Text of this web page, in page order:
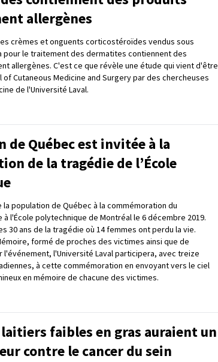
allergènes
crèmes et onguents corticostéroïdes vendus sous
pour le traitement des dermatites contiennent des
allergènes. C'est ce que révèle une étude qui vient d'être
of Cutaneous Medicine and Surgery par des chercheuses
de l'Université Laval.
de Québec est invitée à la
de la tragédie de l’École
la population de Québec à la commémoration du
l'École polytechnique de Montréal le 6 décembre 2019.
30 ans de la tragédie où 14 femmes ont perdu la vie.
formé de proches des victimes ainsi que de
l'événement, l'Université Laval participera, avec treize
à cette commémoration en envoyant vers le ciel
en mémoire de chacune des victimes.
faibles en gras auraient un
contre le cancer du sein